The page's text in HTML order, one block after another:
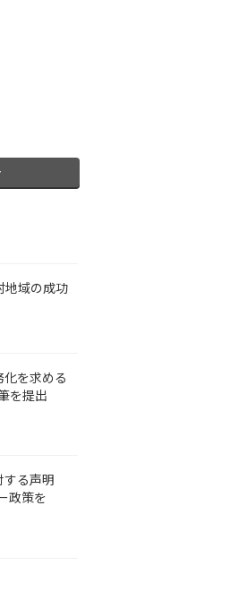
地域の成功
化を求める
を提出
する声明
政策を